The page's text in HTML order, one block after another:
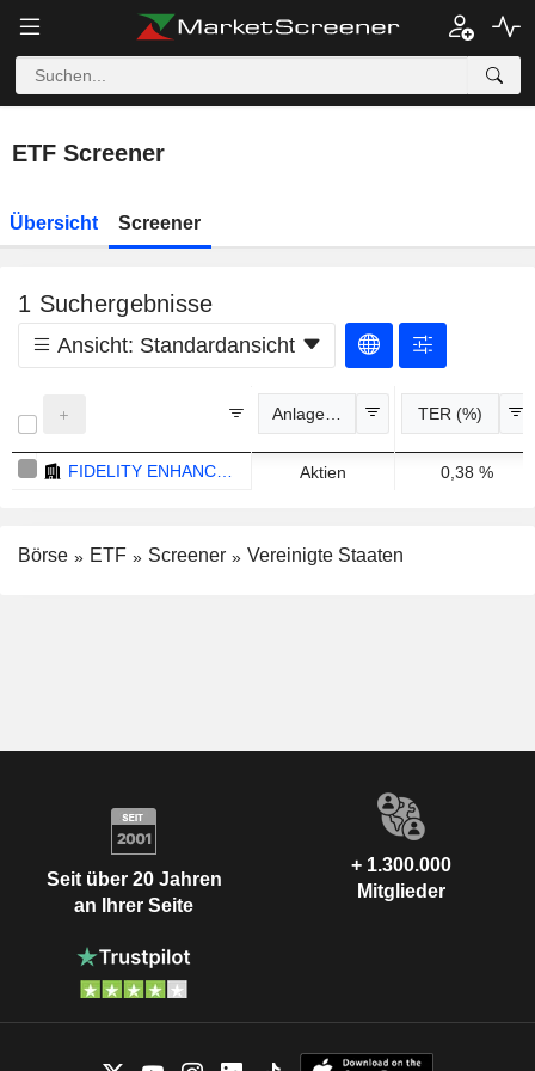
ETF Screener
Übersicht Screener
1 Suchergebnisse
Ansicht: Standardansicht
Anlageklassen TER (%)
Aktien 0,38 %
Börse ETF Screener Vereinigte Staaten
Seit über 20 Jahren
an Ihrer Seite
+ 1.300.000
Mitglieder